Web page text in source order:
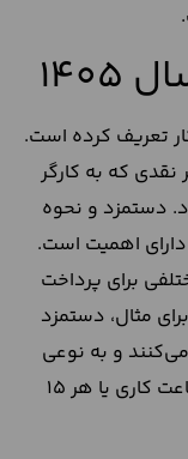
را در ماده 35 قانون کار تعریف کرده است.
نقدی که به کارگر
دستمزد و نحوه
دارای اهمیت است.
برای پرداخت
مثال، دستمزد
می‌کنند و به نوعی
دارند، باید در پایان ساعت کاری یا هر 15